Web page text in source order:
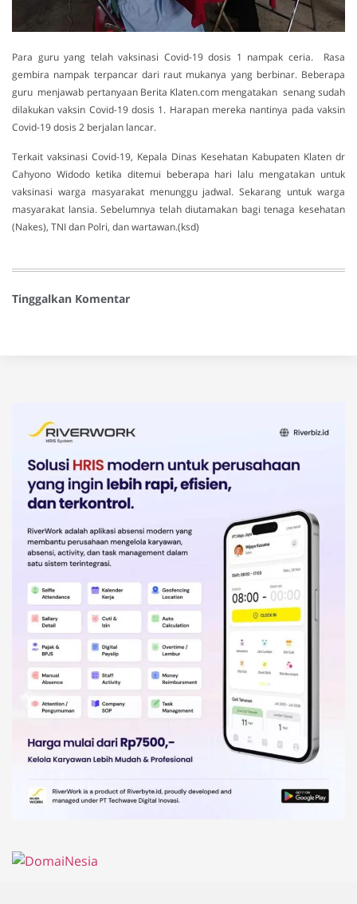
Para guru yang telah vaksinasi Covid-19 dosis 1 nampak ceria. Rasa
gembira nampak terpancar dari raut mukanya yang berbinar. Beberapa
guru menjawab pertanyaan Berita Klaten.com mengatakan senang sudah
dilakukan vaksin Covid-19 dosis 1. Harapan mereka nantinya pada vaksin
Covid-19 dosis 2 berjalan lancar.
Terkait vaksinasi Covid-19, Kepala Dinas Kesehatan Kabupaten Klaten dr
Cahyono Widodo ketika ditemui beberapa hari lalu mengatakan untuk
vaksinasi warga masyarakat menunggu jadwal. Sekarang untuk warga
masyarakat lansia. Sebelumnya telah diutamakan bagi tenaga kesehatan
(Nakes), TNI dan Polri, dan wartawan.(ksd)
Tinggalkan Komentar